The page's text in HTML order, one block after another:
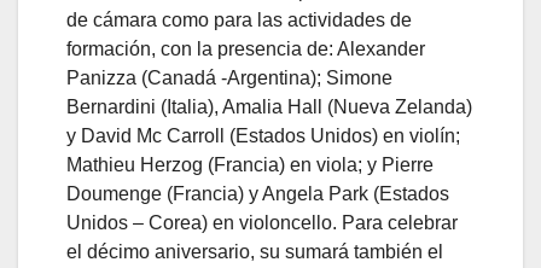
de cámara como para las actividades de
formación, con la presencia de: Alexander
Panizza (Canadá -Argentina); Simone
Bernardini (Italia), Amalia Hall (Nueva Zelanda)
y David Mc Carroll (Estados Unidos) en violín;
Mathieu Herzog (Francia) en viola; y Pierre
Doumenge (Francia) y Angela Park (Estados
Unidos – Corea) en violoncello. Para celebrar
el décimo aniversario, su sumará también el